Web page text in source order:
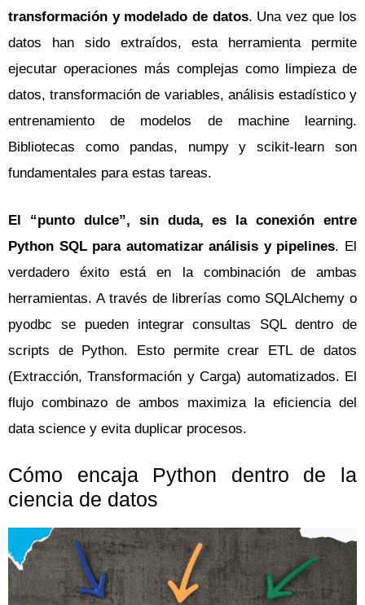
transformación y modelado de datos. Una vez que los
datos han sido extraídos, esta herramienta permite
ejecutar operaciones más complejas como limpieza de
datos, transformación de variables, análisis estadístico y
entrenamiento de modelos de machine learning.
Bibliotecas como pandas, numpy y scikit-learn son
fundamentales para estas tareas.
El “punto dulce”, sin duda, es la conexión entre
Python SQL para automatizar análisis y pipelines. El
verdadero éxito está en la combinación de ambas
herramientas. A través de librerías como SQLAlchemy o
pyodbc se pueden integrar consultas SQL dentro de
scripts de Python. Esto permite crear ETL de datos
(Extracción, Transformación y Carga) automatizados. El
flujo combinazo de ambos maximiza la eficiencia del
data science y evita duplicar procesos.
Cómo encaja Python dentro de la
ciencia de datos